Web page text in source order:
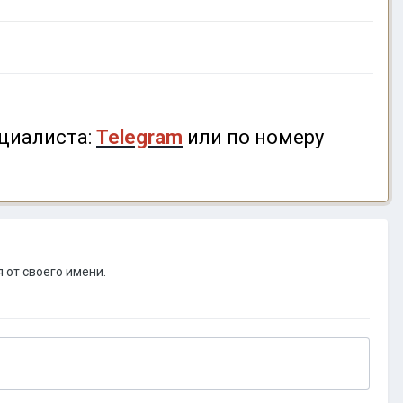
Telegram или по номеру
своего имени.